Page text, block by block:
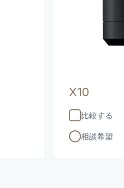
X10
比較する
相談希望